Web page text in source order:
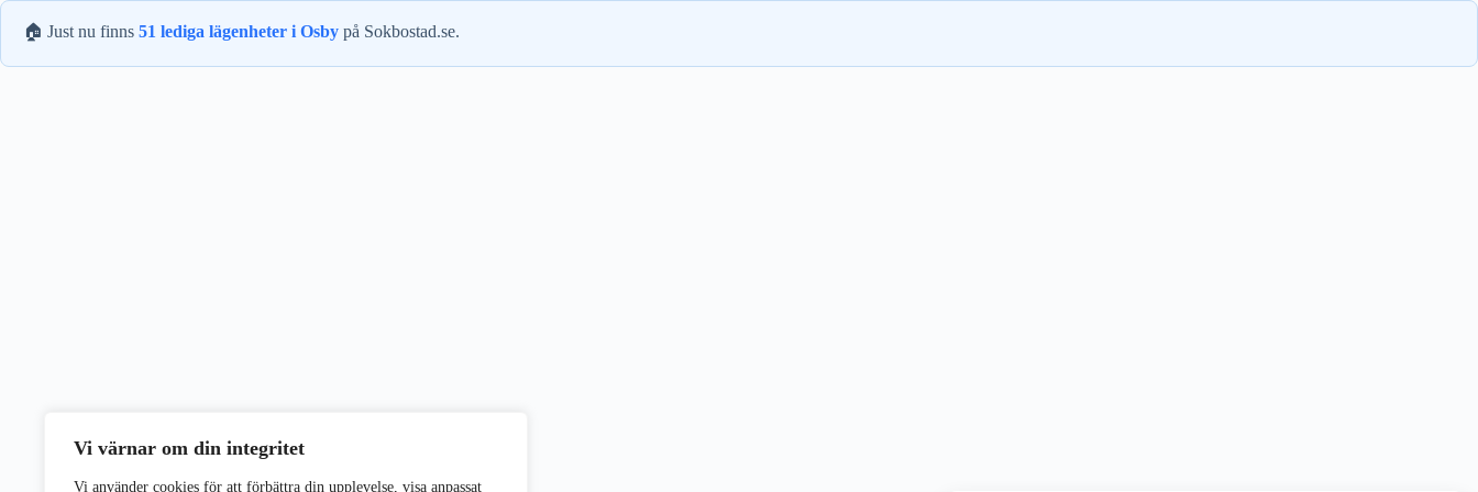
Vi värnar om din integritet
Vi använder cookies för att förbättra din upplevelse, visa anpassat
🏠 Just nu finns 51 lediga lägenheter i Osby på Sokbostad.se.